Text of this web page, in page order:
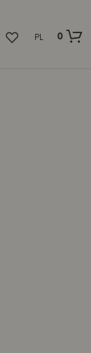
PL
0